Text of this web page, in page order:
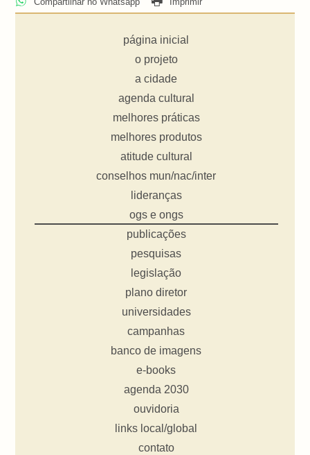
página inicial
o projeto
a cidade
agenda cultural
melhores práticas
melhores produtos
atitude cultural
conselhos mun/nac/inter
lideranças
ogs e ongs
publicações
pesquisas
legislação
plano diretor
universidades
campanhas
banco de imagens
e-books
agenda 2030
ouvidoria
links local/global
contato